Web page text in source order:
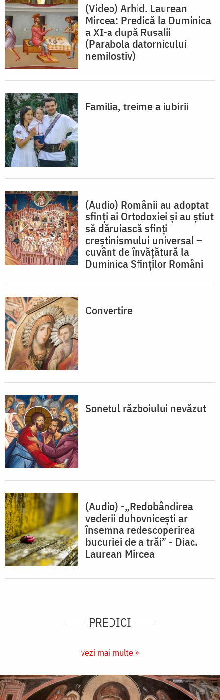
(Video) Arhid. Laurean
Mircea: Predică la Duminica
a XI-a după Rusalii
(Parabola datornicului
nemilostiv)
Familia, treime a iubirii
(Audio) Românii au adoptat
sfinți ai Ortodoxiei și au știut
să dăruiască sfinți
creștinismului universal –
cuvânt de învățătură la
Duminica Sfinților Români
Convertire
Sonetul războiului nevăzut
(Audio) -„Redobândirea
vederii duhovniceşti ar
însemna redescoperirea
bucuriei de a trăi” - Diac.
Laurean Mircea
PREDICI
vezi mai multe »